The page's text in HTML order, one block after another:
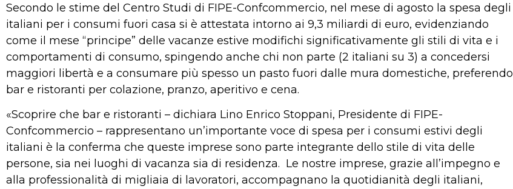
Secondo le stime del Centro Studi di FIPE-Confcommercio, nel mese di agosto la spesa degli
italiani per i consumi fuori casa si è attestata intorno ai 9,3 miliardi di euro, evidenziando
come il mese “principe” delle vacanze estive modifichi significativamente gli stili di vita e i
comportamenti di consumo, spingendo anche chi non parte (2 italiani su 3) a concedersi
maggiori libertà e a consumare più spesso un pasto fuori dalle mura domestiche, preferendo
bar e ristoranti per colazione, pranzo, aperitivo e cena.
«Scoprire che bar e ristoranti – dichiara Lino Enrico Stoppani, Presidente di FIPE-
Confcommercio – rappresentano un’importante voce di spesa per i consumi estivi degli
italiani è la conferma che queste imprese sono parte integrante dello stile di vita delle
persone, sia nei luoghi di vacanza sia di residenza. Le nostre imprese, grazie all’impegno e
alla professionalità di migliaia di lavoratori, accompagnano la quotidianità degli italiani,